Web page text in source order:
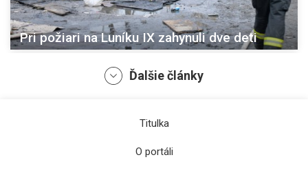
Pri požiari na Luníku IX zahynuli dve deti
Ďalšie články
Titulka
O portáli